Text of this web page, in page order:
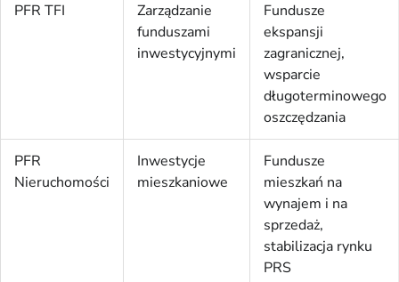
PFR TFI
Zarządzanie
funduszami
inwestycyjnymi
Fundusze
ekspansji
zagranicznej,
wsparcie
długoterminowego
oszczędzania
PFR
Nieruchomości
Inwestycje
mieszkaniowe
Fundusze
mieszkań na
wynajem i na
sprzedaż,
stabilizacja rynku
PRS